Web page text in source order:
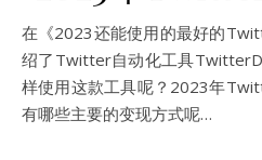
在《2023还能使用的最好的Twitter自动化工具》中，我们介
绍了Twitter自动化工具
样使用这款工具呢？2023年
有哪些主要的变现方式呢…